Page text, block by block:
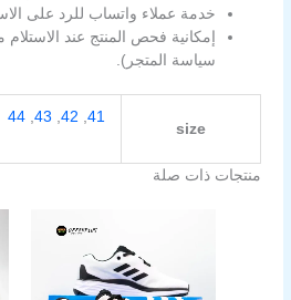
خدمة عملاء واتساب للرد على
إمكانية فحص المنتج عند
سياسة المتجر).
size
41
,
42
,
43
,
44
منتجات ذات صلة
من
الأشكال